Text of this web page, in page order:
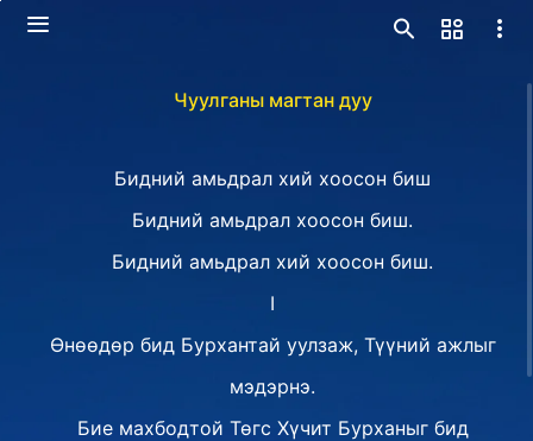
Чуулганы магтан дуу
Бидний амьдрал хий хоосон биш
Бидний амьдрал хоосон биш.
Бидний амьдрал хий хоосон биш.
I
Өнөөдөр бид Бурхантай уулзаж, Түүний ажлыг
мэдэрнэ.
Бие махбодтой Төгс Хүчит Бурханыг бид